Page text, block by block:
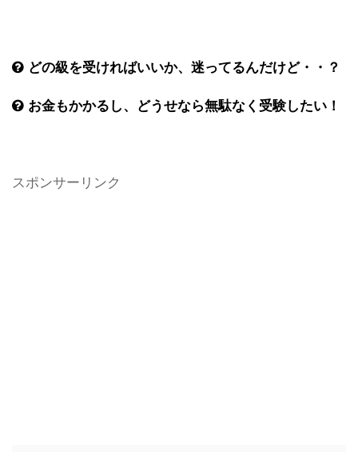
どの級を受ければいいか、迷ってるんだけど・・？
お金もかかるし、どうせなら無駄なく受験したい！
スポンサーリンク